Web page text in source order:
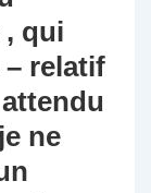
qui
– relatif
ne